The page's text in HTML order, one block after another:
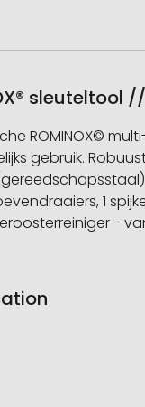
sleuteltool
ROMINOX©
gebruik.
1
-